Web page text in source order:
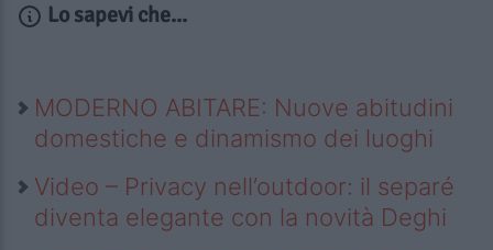
Lo sapevi che...
MODERNO ABITARE: Nuove abitudini
domestiche e dinamismo dei luoghi
Video – Privacy nell’outdoor: il separé
diventa elegante con la novità Deghi